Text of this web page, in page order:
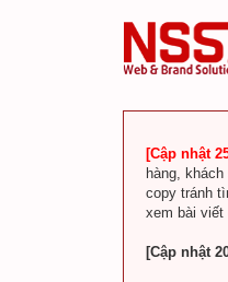
[Cập nhật
hàng,
copy tránh
xem bài
[Cập nhật